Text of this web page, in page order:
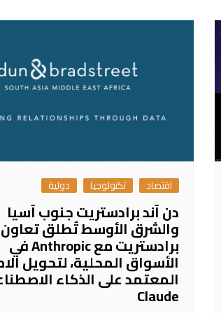
اقتصاد تكنولوجيا دولية
دن آند برادستريت جنوب آسيا
والشرق الأوسط تُطلق تعاون
برادستريت مع Anthropic في
الأسواق المحلية، لتحويل
المعتمد على الذكاء
Claude